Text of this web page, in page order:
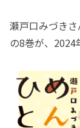
瀬戸口みづきさ
の8巻が、2024